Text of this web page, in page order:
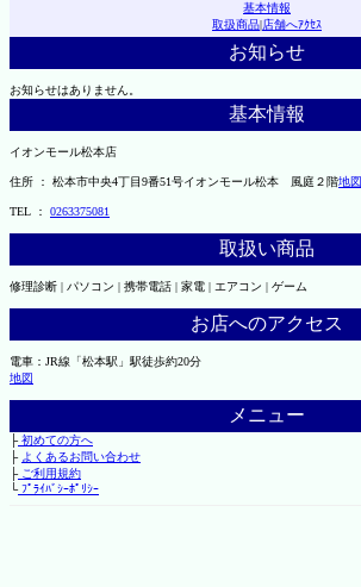
基本情報
取扱商品|店舗へｱｸｾｽ
お知らせ
お知らせはありません。
基本情報
イオンモール松本店
住所 ： 松本市中央4丁目9番51号イオンモール松本 風庭２階地図
TEL ： 0263375081
取扱い商品
修理診断 | パソコン | 携帯電話 | 家電 | エアコン | ゲーム
お店へのアクセス
電車：JR線「松本駅」駅徒歩約20分
地図
メニュー
├初めての方へ
├ よくあるお問い合わせ
├ご利用規約
└ﾌﾟﾗｲﾊﾞｼｰﾎﾟﾘｼｰ